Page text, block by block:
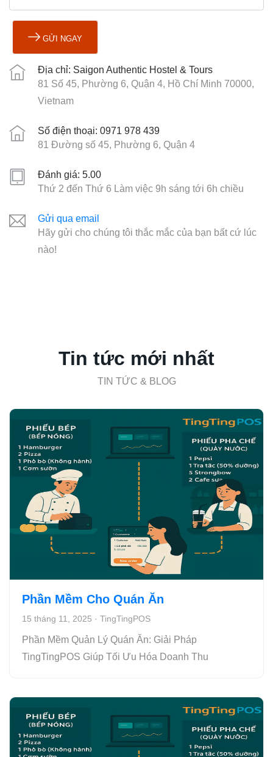
GỬI NGAY
Địa chỉ: Saigon Authentic Hostel & Tours
81 Số 45, Phường 6, Quận 4, Hồ Chí Minh 70000,
Vietnam
Số điện thoại: 0971 978 439
81 Đường số 45, Phường 6, Quận 4
Đánh giá: 5.00
Thứ 2 đến Thứ 6 Làm việc 9h sáng tới 6h chiều
Gửi qua email
Hãy gửi cho chúng tôi thắc mắc của bạn bất cứ lúc
nào!
Tin tức mới nhất
TIN TỨC & BLOG
Phần Mềm Cho Quán Ăn
15 tháng 11, 2025 · TingTingPOS
Phần Mềm Quản Lý Quán Ăn: Giải Pháp
TingTingPOS Giúp Tối Ưu Hóa Doanh Thu